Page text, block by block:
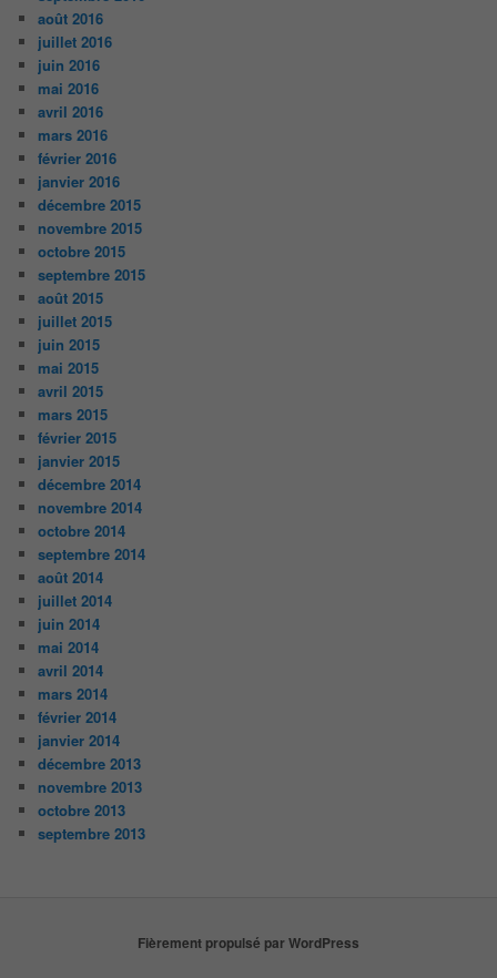
août 2016
juillet 2016
juin 2016
mai 2016
avril 2016
mars 2016
février 2016
janvier 2016
décembre 2015
novembre 2015
octobre 2015
septembre 2015
août 2015
juillet 2015
juin 2015
mai 2015
avril 2015
mars 2015
février 2015
janvier 2015
décembre 2014
novembre 2014
octobre 2014
septembre 2014
août 2014
juillet 2014
juin 2014
mai 2014
avril 2014
mars 2014
février 2014
janvier 2014
décembre 2013
novembre 2013
octobre 2013
septembre 2013
Fièrement propulsé par WordPress